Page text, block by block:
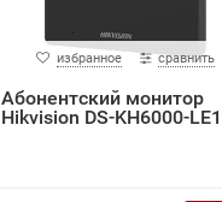
избранное сравнить
Абонентский монитор
Hikvision DS-KH6000-LE1